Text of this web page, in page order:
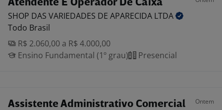
Atendente E Operador De Caixa
SHOP DAS VARIEDADES DE APARECIDA LTDA
Todo Brasil
R$ 2.060,00 a R$ 4.000,00
Ensino Fundamental (1º grau)
Presencial
Assistente Administrativo Comercial Ontem